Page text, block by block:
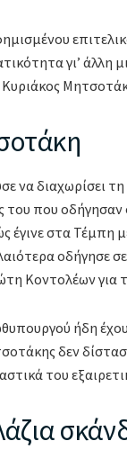
γι’ άλλη
να διαχωρίσει
του που
έγινε στα
οδήγησε
Κοντολέων
ήδη
δεν
του